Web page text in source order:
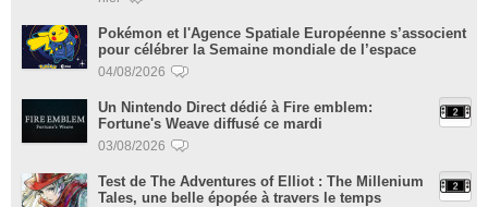
Pokémon et l'Agence Spatiale Européenne s’associent
pour célébrer la Semaine mondiale de l’espace
04/08/2026
Un Nintendo Direct dédié à Fire emblem:
Fortune's Weave diffusé ce mardi
03/08/2026
Test de The Adventures of Elliot : The Millenium
Tales, une belle épopée à travers le temps